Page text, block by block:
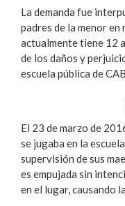
La demanda fue
padres de la menor
actualmente tiene 12
de los daños y
escuela pública de
El 23 de marzo de
se jugaba en la
supervisión de sus
es empujada sin
en el lugar, causando